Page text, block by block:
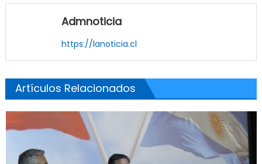
Admnoticia
https://lanoticia.cl
Artículos Relacionados